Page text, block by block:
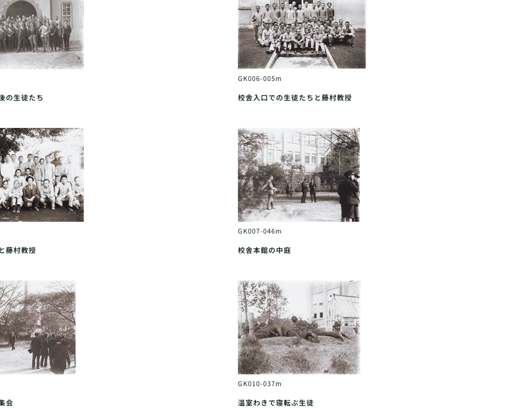
の生徒たち
GK006-005m
校舎入口での生徒たちと藤村教授
藤村教授
GK007-046m
校舎本館の中庭
会
GK010-037m
温室わきで寝転ぶ生徒